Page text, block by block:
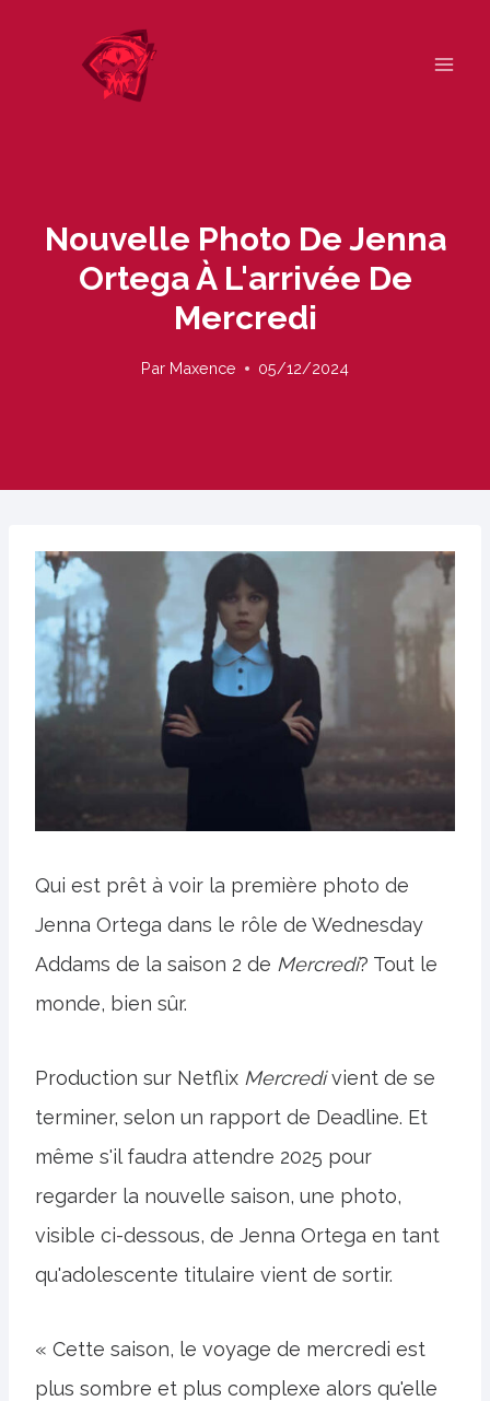
Nouvelle Photo De Jenna
Ortega À L'arrivée De
Mercredi
Par Maxence 05/12/2024
Qui est prêt à voir la première photo de
Jenna Ortega dans le rôle de Wednesday
Addams de la saison 2 de Mercredi? Tout le
monde, bien sûr.
Production sur Netflix Mercredivient de se
terminer, selon un rapport de Deadline. Et
même s'il faudra attendre 2025 pour
regarder la nouvelle saison, une photo,
visible ci-dessous, de Jenna Ortega en tant
qu'adolescente titulaire vient de sortir.
« Cette saison, le voyage de mercredi est
plus sombre et plus complexe alors qu'elle